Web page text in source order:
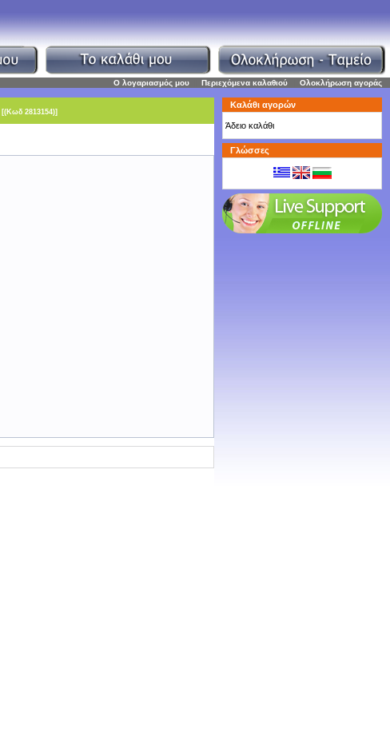
Ο λογαριασμός μου Περιεχόμενα καλαθιού Ολοκλήρωση αγοράς
[(Κωδ 2813154)]
Καλάθι αγορών
Άδειο καλάθι
Γλώσσες